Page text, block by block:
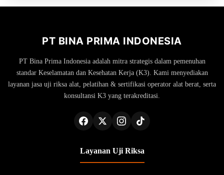
PT BINA PRIMA INDONESIA
PT Bina Prima Indonesia adalah mitra strategis dalam pemenuhan
standar Keselamatan dan Kesehatan Kerja (K3). Kami menyediakan
layanan jasa uji riksa alat, pelatihan & sertifikasi operator alat berat, serta
konsultansi K3 yang terakreditasi.
Layanan Uji Riksa